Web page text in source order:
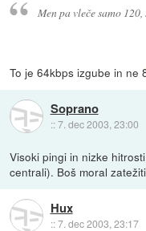
Men pa vleče samo
To je 64kbps izgube in ne
Soprano
::7. dec 2003, 23:00
Visoki pingi in nizke
centrali). Boš moral
Hux
::7. dec 2003, 23:17